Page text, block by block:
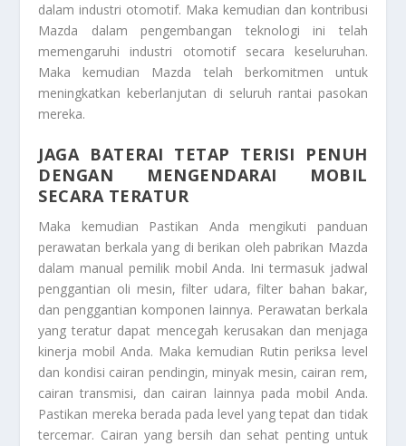
dalam industri otomotif. Maka kemudian dan kontribusi
Mazda dalam pengembangan teknologi ini telah
memengaruhi industri otomotif secara keseluruhan.
Maka kemudian Mazda telah berkomitmen untuk
meningkatkan keberlanjutan di seluruh rantai pasokan
mereka.
JAGA BATERAI TETAP TERISI PENUH
DENGAN MENGENDARAI MOBIL
SECARA TERATUR
Maka kemudian Pastikan Anda mengikuti panduan
perawatan berkala yang di berikan oleh pabrikan Mazda
dalam manual pemilik mobil Anda. Ini termasuk jadwal
penggantian oli mesin, filter udara, filter bahan bakar,
dan penggantian komponen lainnya. Perawatan berkala
yang teratur dapat mencegah kerusakan dan menjaga
kinerja mobil Anda. Maka kemudian Rutin periksa level
dan kondisi cairan pendingin, minyak mesin, cairan rem,
cairan transmisi, dan cairan lainnya pada mobil Anda.
Pastikan mereka berada pada level yang tepat dan tidak
tercemar. Cairan yang bersih dan sehat penting untuk